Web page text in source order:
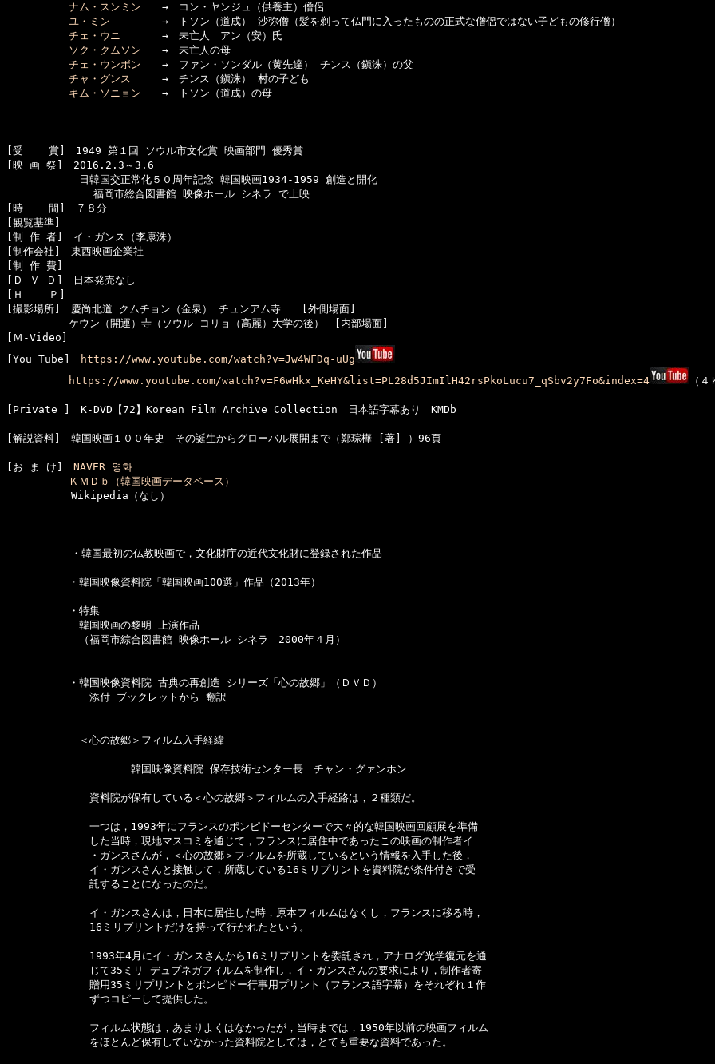
ナム・スンミン →　コン・ヤンジュ（供養主）僧侶
ユ・ミン →　トソン（道成） 沙弥僧（髪を剃って仏門に入ったものの正式な僧侶ではない子どもの修行僧）
チェ・ウニ →　未亡人　アン（安）氏
ソク・クムソン →　未亡人の母
チェ・ウンボン →　ファン・ソンダル（黄先達） チンス（鎭洙）の父
チャ・グンス →　チンス（鎭洙） 村の子ども
キム・ソニョン →　トソン（道成）の母
[受    賞]　1949 第１回 ソウル市文化賞 映画部門 優秀賞
[映 画 祭]　2016.2.3～3.6
日韓国交正常化５０周年記念 韓国映画1934-1959 創造と開化
            　福岡市総合図書館 映像ホール シネラ で上映
[時    間]　７８分
[観覧基準]
[制 作 者]　イ・ガンス（李康洙）
[制作会社]　東西映画企業社
[制 作 費]
[Ｄ Ｖ Ｄ]　日本発売なし
[Ｈ    Ｐ]
[撮影場所]　慶尚北道 クムチョン（金泉） チュンアム寺　　[外側場面]
ケウン（開運）寺（ソウル コリョ（高麗）大学の後）　[内部場面]
[Ｍ-Video]
[You Tube]
https://www.youtube.com/watch?v=Jw4WFDq-uUg
https://www.youtube.com/watch?v=F6wHkx_KeHY&list=PL28d5JImIlH42rsPkoLucu7_qSbv2y7Fo&index=4
（
[Private ]　K-DVD【72】Korean Film Archive Collection　日本語字幕あり　KMDb
[お ま け] NAVER 영화
ＫＭＤｂ（韓国映画データベース）
  　　　　　Wikipedia（なし）
  　　　　　・韓国最初の仏教映画で，文化財庁の近代文化財に登録された作品
・韓国映像資料院「韓国映画100選」作品（2013年）
・特集
韓国映画の黎明 上演作品
（福岡市綜合図書館 映像ホール シネラ　2000年４月）
・韓国映像資料院 古典の再創造 シリーズ「心の故郷」（ＤＶＤ）
添付 ブックレットから 翻訳
＜心の故郷＞フィルム入手経緯
韓国映像資料院 保存技術センター長　チャン・グァンホン
資料院が保有している＜心の故郷＞フィルムの入手経路は，２種類だ。
一つは，1993年にフランスのポンピドーセンターで大々的な韓国映画回顧展を準備
した当時，現地マスコミを通じて，フランスに居住中であったこの映画の制作者イ
・ガンスさんが，＜心の故郷＞フィルムを所蔵しているという情報を入手した後，
イ・ガンスさんと接触して，所蔵している16ミリプリントを資料院が条件付きで受
託することになったのだ。
イ・ガンスさんは，日本に居住した時，原本フィルムはなくし，フランスに移る時，
16ミリプリントだけを持って行かれたという。
1993年4月にイ・ガンスさんから16ミリプリントを委託され，アナログ光学復元を通
じて35ミリ デュプネガフィルムを制作し，イ・ガンスさんの要求により，制作者寄
贈用35ミリプリントとポンピドー行事用プリント（フランス語字幕）をそれぞれ１作
ずつコピーして提供した。
フィルム状態は，あまりよくはなかったが，当時までは，1950年以前の映画フィルム
をほとんど保有していなかった資料院としては，とても重要な資料であった。